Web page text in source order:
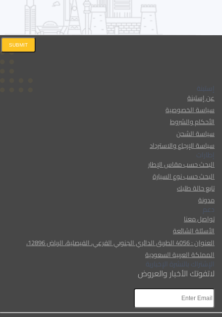
إستبنة
عن إستبنة
سياسة الخصوصية
الأحكام والشروط
سياسة الشحن
سياسة الإرجاع والاسترداد
إطارات
البحث حسب مقاس الإطار
البحث حسب نوع السيارة
تابع حالة طلبك
مدونة
دعم
تواصل معنا
الأسئلة الشائعة
العنوان : 4056 الطريق الدائري الجنوبي الفرعي، الفيصلية، الرياض 12896،
المملكة العربية السعودية
الإشتراك بالنشرة الإخبارية
لاتفوتك الأخبار والعروض
SUBMIT